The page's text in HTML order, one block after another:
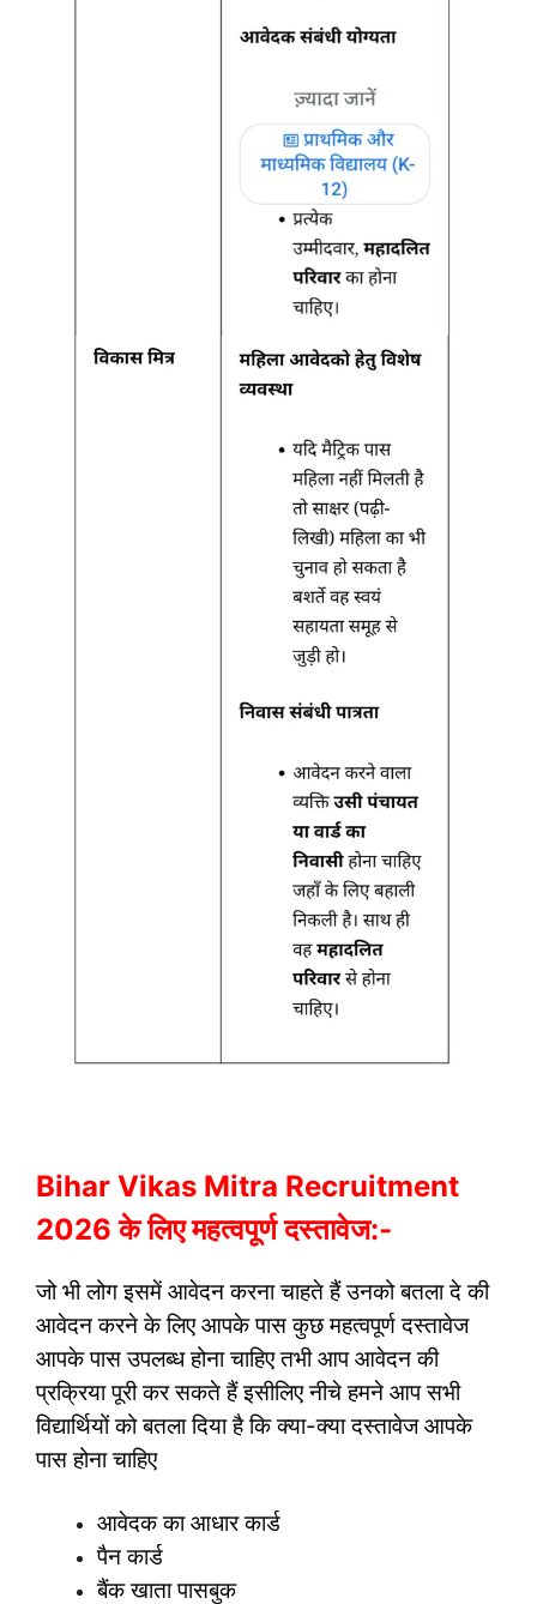
Bihar Vikas Mitra Recruitment
2026 के लिए महत्वपूर्ण दस्तावेज:-
जो भी लोग इसमें आवेदन करना चाहते हैं उनको बतला दे की
आवेदन करने के लिए आपके पास कुछ महत्वपूर्ण दस्तावेज
आपके पास उपलब्ध होना चाहिए तभी आप आवेदन की
प्रक्रिया पूरी कर सकते हैं इसीलिए नीचे हमने आप सभी
विद्यार्थियों को बतला दिया है कि क्या-क्या दस्तावेज आपके
पास होना चाहिए
आवेदक का आधार कार्ड
पैन कार्ड
बैंक खाता पासबुक